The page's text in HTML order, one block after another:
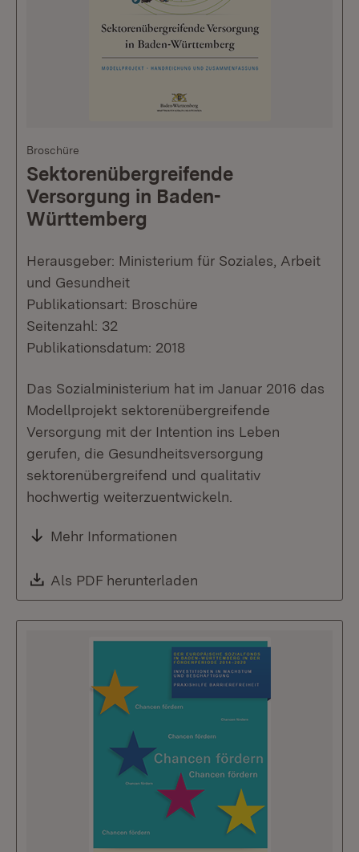
Broschüre
Sektorenübergreifende
Versorgung in Baden-
Württemberg
Herausgeber: Ministerium für Soziales, Arbeit
und Gesundheit
Publikationsart: Broschüre
Seitenzahl: 32
Publikationsdatum: 2018
Das Sozialministerium hat im Januar 2016 das
Modellprojekt sektorenübergreifende
Versorgung mit der Intention ins Leben
gerufen, die Gesundheitsversorgung
sektorenübergreifend und qualitativ
hochwertig weiterzuentwickeln.
Mehr Informationen
Download:
Als PDF herunterladen